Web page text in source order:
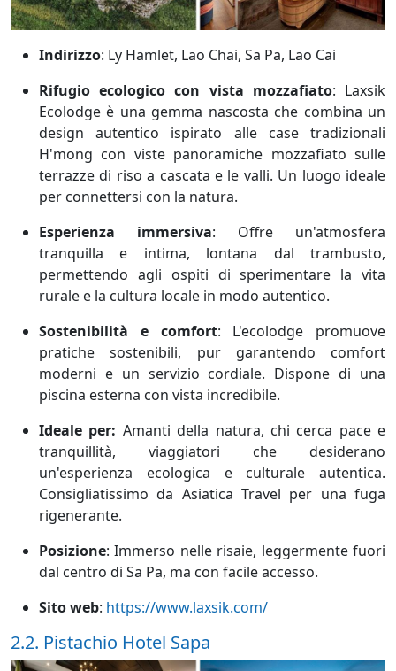
Indirizzo: Ly Hamlet, Lao Chai, Sa Pa, Lao Cai
Rifugio ecologico con vista mozzafiato: Laxsik
Ecolodge è una gemma nascosta che combina un
design autentico ispirato alle case tradizionali
H'mong con viste panoramiche mozzafiato sulle
terrazze di riso a cascata e le valli. Un luogo ideale
per connettersi con la natura.
Esperienza immersiva: Offre un'atmosfera
tranquilla e intima, lontana dal trambusto,
permettendo agli ospiti di sperimentare la vita
rurale e la cultura locale in modo autentico.
Sostenibilità e comfort: L'ecolodge promuove
pratiche sostenibili, pur garantendo comfort
moderni e un servizio cordiale. Dispone di una
piscina esterna con vista incredibile.
Ideale per: Amanti della natura, chi cerca pace e
tranquillità, viaggiatori che desiderano
un'esperienza ecologica e culturale autentica.
Consigliatissimo da Asiatica Travel per una fuga
rigenerante.
Posizione: Immerso nelle risaie, leggermente fuori
dal centro di Sa Pa, ma con facile accesso.
Sito web: https://www.laxsik.com/
2.2. Pistachio Hotel Sapa